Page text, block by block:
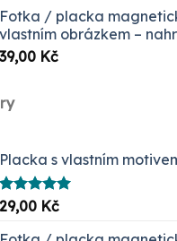
až
Fotka / placka
vlastním obrázkem –
39,00 Kč
Placka s vlastním
Hodnocení
5.00
29,00 Kč